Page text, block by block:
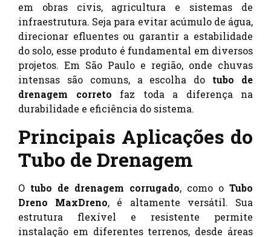
em obras civis, agricultura e sistemas de
infraestrutura. Seja para evitar acúmulo de água,
direcionar efluentes ou garantir a estabilidade
do solo, esse produto é fundamental em diversos
projetos. Em São Paulo e região, onde chuvas
intensas são comuns, a escolha do tubo de
drenagem correto faz toda a diferença na
durabilidade e eficiência do sistema.
Principais Aplicações do
Tubo de Drenagem
O tubo de drenagem corrugado, como o Tubo
Dreno MaxDreno, é altamente versátil. Sua
estrutura flexível e resistente permite
instalação em diferentes terrenos, desde áreas